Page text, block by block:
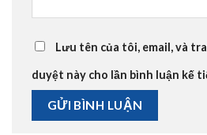
Lưu tên của tôi, email, và
duyệt này cho lần bình luận kế